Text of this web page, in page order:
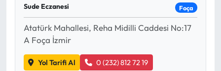
Sude Eczanesi Foça
Atatürk Mahallesi, Reha Midilli Caddesi No:17
A Foça İzmir
Yol Tarifi Al 0 (232) 812 72 19